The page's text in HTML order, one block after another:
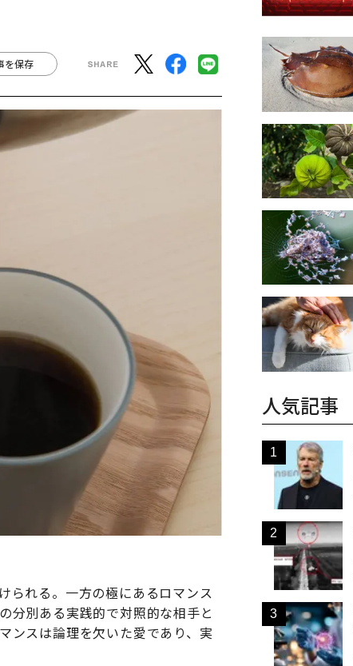
を保存
られる。一方の極にあるロマンス
分別ある実践的で対照的な相手と
ンスは論理を欠いた愛であり、実
人気記事